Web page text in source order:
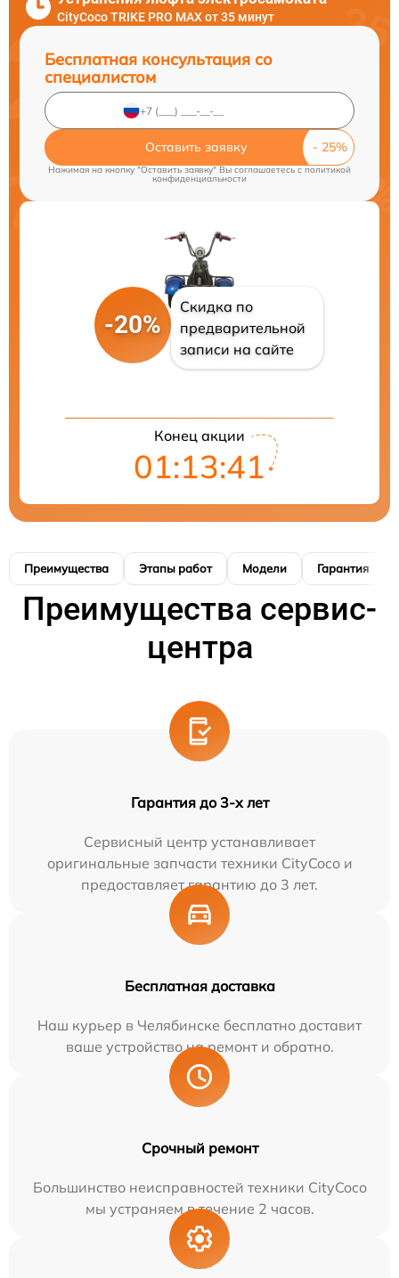
CityCoco TRIKE PRO MAX от 35 минут
Бесплатная консультация со
специалистом
Оставить заявку
Нажимая на кнопку "Оставить заявку" Вы соглашаетесь cполитикой
конфиденциальности
-20%
Скидка по
предварительной
записи на сайте
Конец акции
01:13:40
Преимущества Этапы работ Модели Гарантия
Преимущества сервис-
центра
Гарантия до 3-х лет
Сервисный центр устанавливает
оригинальные запчасти техники CityCoco и
предоставляет гарантию до 3 лет.
Бесплатная доставка
Наш курьер в Челябинске бесплатно доставит
ваше устройство на ремонт и обратно.
Срочный ремонт
Большинство неисправностей техники CityCoco
мы устраняем в течение 2 часов.